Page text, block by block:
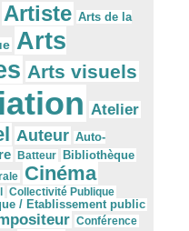
Artiste Arts de la
Arts
Arts visuels
Atelier
Auteur Auto-
Batteur Bibliothèque
Cinéma
Collectivité Publique
/ Etablissement public
Conférence